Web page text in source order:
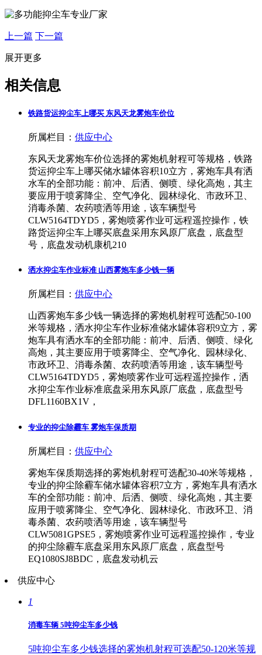
上一篇 下一篇
展开更多
相关信息
铁路货运抑尘车上哪买 东风天龙雾炮车价位
所属栏目： 供应中心
东风天龙雾炮车价位选择的雾炮机射程可等规格，铁路
货运抑尘车上哪买储水罐体容积10立方，雾炮车具有洒
水车的全部功能：前冲、后洒、侧喷、绿化高炮，其主
要应用于喷雾降尘、空气净化、园林绿化、市政环卫、
消毒杀菌、农药喷洒等用途，该车辆型号
CLW5164TDYD5，雾炮喷雾作业可远程遥控操作，铁
路货运抑尘车上哪买底盘采用东风原厂底盘，底盘型
号，底盘发动机康机210
洒水抑尘车作业标准 山西雾炮车多少钱一辆
所属栏目： 供应中心
山西雾炮车多少钱一辆选择的雾炮机射程可选配50-100
米等规格，洒水抑尘车作业标准储水罐体容积9立方，雾
炮车具有洒水车的全部功能：前冲、后洒、侧喷、绿化
高炮，其主要应用于喷雾降尘、空气净化、园林绿化、
市政环卫、消毒杀菌、农药喷洒等用途，该车辆型号
CLW5164TDYD5，雾炮喷雾作业可远程遥控操作，洒
水抑尘车作业标准底盘采用东风原厂底盘，底盘型号
DFL1160BX1V，
专业的抑尘除霾车 雾炮车保质期
所属栏目： 供应中心
雾炮车保质期选择的雾炮机射程可选配30-40米等规格，
专业的抑尘除霾车储水罐体容积7立方，雾炮车具有洒水
车的全部功能：前冲、后洒、侧喷、绿化高炮，其主要
应用于喷雾降尘、空气净化、园林绿化、市政环卫、消
毒杀菌、农药喷洒等用途，该车辆型号
CLW5081GPSE5，雾炮喷雾作业可远程遥控操作，专业
的抑尘除霾车底盘采用东风原厂底盘，底盘型号
EQ1080SJ8BDC，底盘发动机云
供应中心
1
消毒车辆 5吨抑尘车多少钱
5吨抑尘车多少钱选择的雾炮机射程可选配50-120米等规